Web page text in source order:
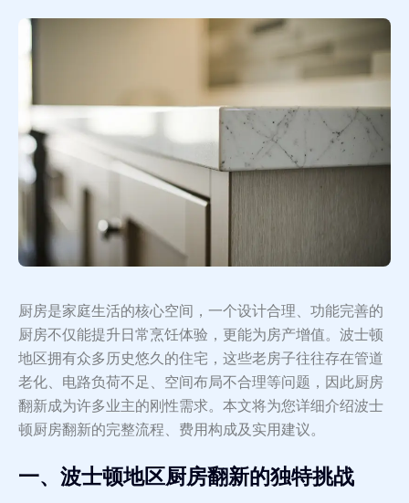
厨房是家庭生活的核心空间，一个设计合理、功能完善的
厨房不仅能提升日常烹饪体验，更能为房产增值。波士顿
地区拥有众多历史悠久的住宅，这些老房子往往存在管道
老化、电路负荷不足、空间布局不合理等问题，因此厨房
翻新成为许多业主的刚性需求。本文将为您详细介绍波士
顿厨房翻新的完整流程、费用构成及实用建议。
一、波士顿地区厨房翻新的独特挑战